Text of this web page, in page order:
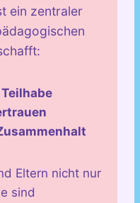
ein zentraler
Eltern nicht nur
sind